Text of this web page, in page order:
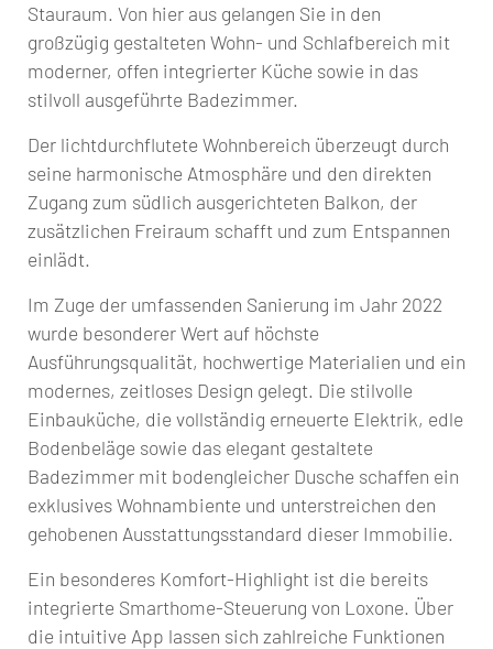
Stauraum. Von hier aus gelangen Sie in den
großzügig gestalteten Wohn- und Schlafbereich mit
moderner, offen integrierter Küche sowie in das
stilvoll ausgeführte Badezimmer.
Der lichtdurchflutete Wohnbereich überzeugt durch
seine harmonische Atmosphäre und den direkten
Zugang zum südlich ausgerichteten Balkon, der
zusätzlichen Freiraum schafft und zum Entspannen
einlädt.
Im Zuge der umfassenden Sanierung im Jahr 2022
wurde besonderer Wert auf höchste
Ausführungsqualität, hochwertige Materialien und ein
modernes, zeitloses Design gelegt. Die stilvolle
Einbauküche, die vollständig erneuerte Elektrik, edle
Bodenbeläge sowie das elegant gestaltete
Badezimmer mit bodengleicher Dusche schaffen ein
exklusives Wohnambiente und unterstreichen den
gehobenen Ausstattungsstandard dieser Immobilie.
Ein besonderes Komfort-Highlight ist die bereits
integrierte Smarthome-Steuerung von Loxone. Über
die intuitive App lassen sich zahlreiche Funktionen